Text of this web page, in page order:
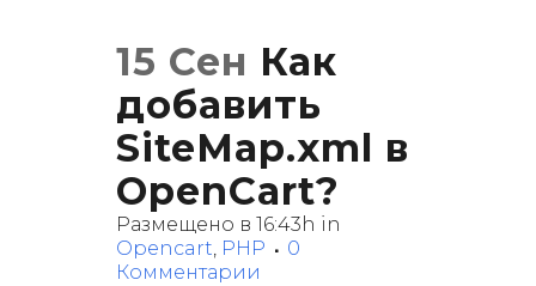
15 Сен Как
добавить
SiteMap.xml в
OpenCart?
Размещено в 16:43h in
Opencart, PHP
0
Комментарии